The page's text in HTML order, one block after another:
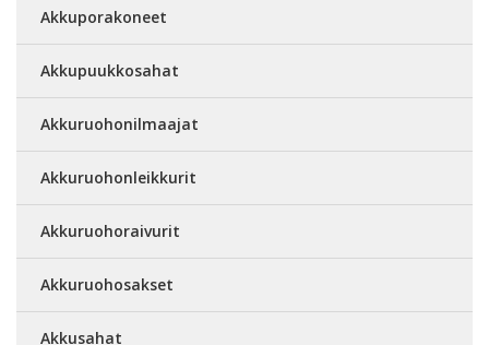
Akkuporakoneet
Akkupuukkosahat
Akkuruohonilmaajat
Akkuruohonleikkurit
Akkuruohoraivurit
Akkuruohosakset
Akkusahat